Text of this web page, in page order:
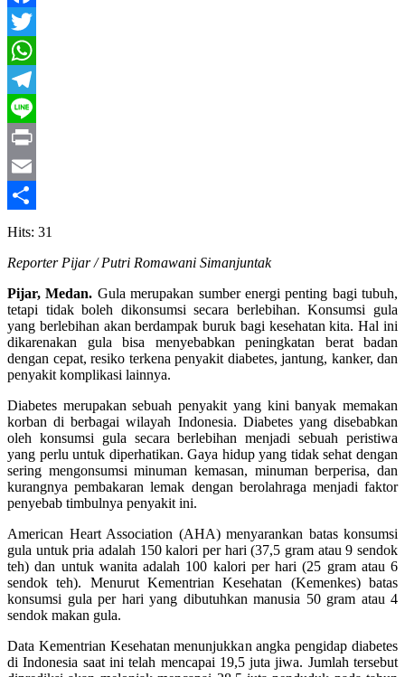
Facebook
Twitter
WhatsApp
Telegram
Line
Print
Email
Share
Hits: 31
Reporter Pijar / Putri Romawani Simanjuntak
Pijar, Medan. Gula merupakan sumber energi penting bagi tubuh,
tetapi tidak boleh dikonsumsi secara berlebihan. Konsumsi gula
yang berlebihan akan berdampak buruk bagi kesehatan kita. Hal ini
dikarenakan gula bisa menyebabkan peningkatan berat badan
dengan cepat, resiko terkena penyakit diabetes, jantung, kanker, dan
penyakit komplikasi lainnya.
Diabetes merupakan sebuah penyakit yang kini banyak memakan
korban di berbagai wilayah Indonesia. Diabetes yang disebabkan
oleh konsumsi gula secara berlebihan menjadi sebuah peristiwa
yang perlu untuk diperhatikan. Gaya hidup yang tidak sehat dengan
sering mengonsumsi minuman kemasan, minuman berperisa, dan
kurangnya pembakaran lemak dengan berolahraga menjadi faktor
penyebab timbulnya penyakit ini.
American Heart Association (AHA) menyarankan batas konsumsi
gula untuk pria adalah 150 kalori per hari (37,5 gram atau 9 sendok
teh) dan untuk wanita adalah 100 kalori per hari (25 gram atau 6
sendok teh). Menurut Kementrian Kesehatan (Kemenkes) batas
konsumsi gula per hari yang dibutuhkan manusia 50 gram atau 4
sendok makan gula.
Data Kementrian Kesehatan menunjukkan angka pengidap diabetes
di Indonesia saat ini telah mencapai 19,5 juta jiwa. Jumlah tersebut